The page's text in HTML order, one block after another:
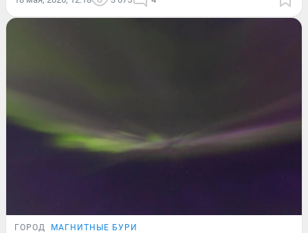
ГОРОД МАГНИТНЫЕ БУРИ